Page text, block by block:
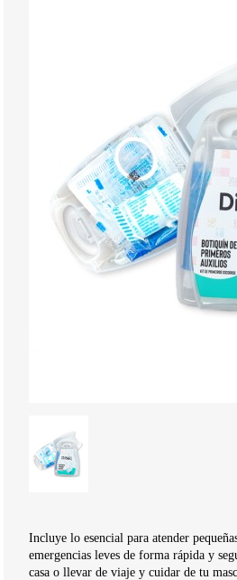
Incluye lo esencial para atender
emergencias leves de forma rápida y
casa o llevar de viaje y cuidar de tu